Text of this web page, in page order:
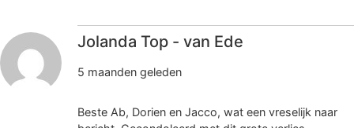
Jolanda Top - van Ede
5 maanden geleden
Beste Ab, Dorien en Jacco, wat een vreselijk naar